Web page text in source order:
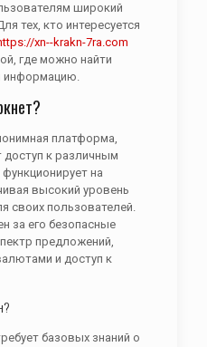
широкий
тех, кто интересуется
xn--krakn-7ra.com
где можно найти
информацию.
платформа,
доступ к различным
на
высокий уровень
своих пользователей.
за его безопасные
предложений,
и доступ к
базовых знаний о